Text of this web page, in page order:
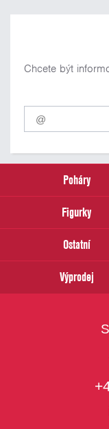
Chcete být
Pro
odběr
našich
email
Poháry
Figurky
Ostatní
Výprodej